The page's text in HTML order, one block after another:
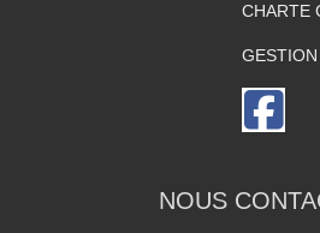
CHARTE
NOUS